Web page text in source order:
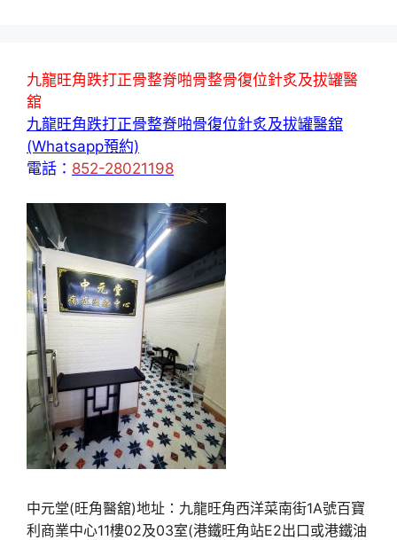
九龍旺角跌打正骨整脊啪骨整骨復位針炙及拔罐醫
舘
九龍旺角跌打正骨整脊啪骨復位針炙及拔罐醫舘
(Whatsapp預約)
電話： 852-28021198
中元堂(旺角醫舘)地址：九龍旺角西洋菜南街1A號百寶
利商業中心11樓02及03室(港鐵旺角站E2出口或港鐵油